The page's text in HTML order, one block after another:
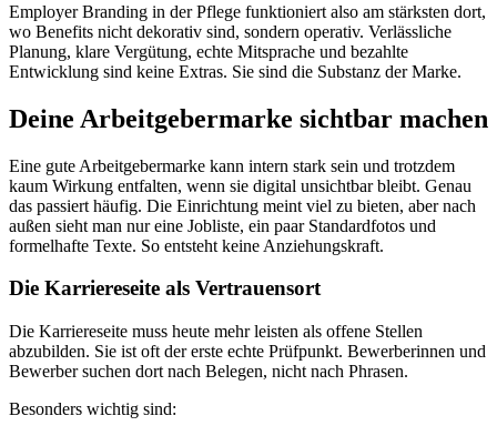
Employer Branding in der Pflege funktioniert also am stärksten dort,
wo Benefits nicht dekorativ sind, sondern operativ. Verlässliche
Planung, klare Vergütung, echte Mitsprache und bezahlte
Entwicklung sind keine Extras. Sie sind die Substanz der Marke.
Deine Arbeitgebermarke sichtbar machen
Eine gute Arbeitgebermarke kann intern stark sein und trotzdem
kaum Wirkung entfalten, wenn sie digital unsichtbar bleibt. Genau
das passiert häufig. Die Einrichtung meint viel zu bieten, aber nach
außen sieht man nur eine Jobliste, ein paar Standardfotos und
formelhafte Texte. So entsteht keine Anziehungskraft.
Die Karriereseite als Vertrauensort
Die Karriereseite muss heute mehr leisten als offene Stellen
abzubilden. Sie ist oft der erste echte Prüfpunkt. Bewerberinnen und
Bewerber suchen dort nach Belegen, nicht nach Phrasen.
Besonders wichtig sind: